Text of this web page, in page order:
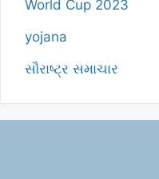
World Cup 2023
yojana
સૌરાષ્ટ્ર સમાચાર